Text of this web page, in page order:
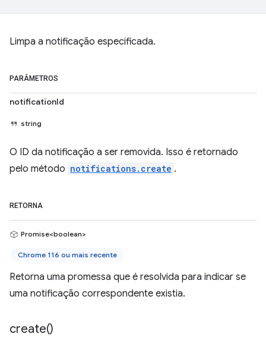
Limpa a notificação especificada.
PARÂMETROS
notificationId
string
O ID da notificação a ser removida. Isso é retornado
pelo método notifications.create .
RETORNA
Promise<boolean>
Chrome 116 ou mais recente
Retorna uma promessa que é resolvida para indicar se
uma notificação correspondente existia.
create()